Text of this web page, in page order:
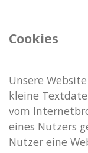
Cookies
Unsere
kleine
vom
eines Nutzers
Nutzer eine